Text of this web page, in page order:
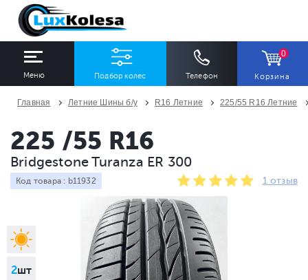
Меню Подбор колес Телефон
0
Корзина
Ширина
Все
Профиль
Все
Все
Количество
Все
Главная Летние Шины б/у R16 Летние 225/55 R16 Летние
2шт
225 /55 R16
Bridgestone Turanza ER 300
Код товара : b11932 1 отзыв